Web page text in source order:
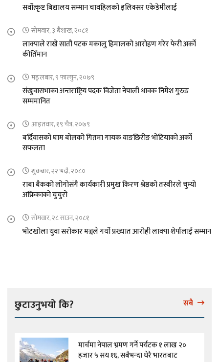
सर्वोत्कृष्ट बिद्यालय सम्मान चावहिलको इलिक्सर एकेडेमीलाई
सोमवार, ३ बैशाख, २०८१
लाक्पाले राखे सातौ पटक मकालु हिमालको आरोहण गरेर फेरी अर्को
कीर्तिमान
मङ्लबार, ९ फाल्गुन, २०७९
संखुवासभाका अन्तराष्ट्रिय पदक विजेता नेपाली धावक निमेश गुरुङ
सम्ममानित
आइतवार, १९ चैत्र, २०७९
बर्दिवासको घाम बोलको गितमा गायक वाङछिरीङ भोटियाको अर्को
सफलता
शुक्रबार, २२ भदौ, २०८०
राबा बैकको लोगोसंगै कार्यकारी प्रमुख किरण श्रेष्ठको तस्वीरले चुम्यो
अफ्रिकाको चुचुरो
सोमवार, २८ साउन, २०८१
भोटखोला युवा सरोकार मञ्चले गर्यो प्रख्यात आरोही लाक्पा शेर्पालाई सम्मान
छुटाउनुभयो कि? सबै
मार्चमा नेपाल भ्रमण गर्ने पर्यटक १ लाख २०
हजार ५ सय १६, सबैभन्दा धेरै भारतबाट